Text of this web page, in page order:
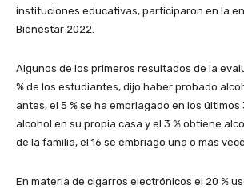
instituciones educativas, participaron en la
Bienestar 2022.
Algunos de los primeros resultados de la
% de los estudiantes, dijo haber probado
antes, el 5 % se ha embriagado en los últimos
alcohol en su propia casa y el 3 % obtiene
de la familia, el 16 se embriago una o más
En materia de cigarros electrónicos el 20 %